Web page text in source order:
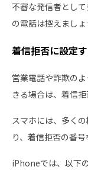
不審な発信者とし
の電話は控えましょ
着信拒否に設定
営業電話や詐欺の
きる場合は、着信
スマホには、多く
り、着信拒否の番
iPhoneでは、以下